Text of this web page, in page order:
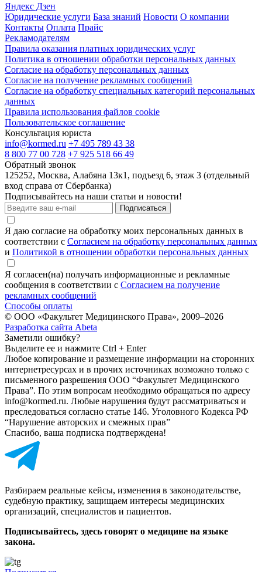
Яндекс Дзен
Юридические услуги База знаний Новости О компании
Контакты Оплата Прайс
Рекламодателям
Правила оказания платных юридических услуг
Политика в отношении обработки персональных данных
Согласие на обработку персональных данных
Согласие на получение рекламных сообщений
Согласие на обработку специальных категорий персональных
данных
Правила использования файлов cookie
Пользовательское соглашение
Консультация юриста
info@kormed.ru +7 495 789 43 38
8 800 77 00 728 +7 925 518 66 49
Обратный звонок
125252, Москва, Алабяна 13к1, подъезд 6, этаж 3 (отдельный
вход справа от Сбербанка)
Подписывайтесь на наши статьи и новости!
Подписаться
Я даю согласие на обработку моих персональных данных в
соответствии с Согласием на обработку персональных данных
и Политикой в отношении обработки персональных данных
Я согласен(на) получать информационные и рекламные
сообщения в соответствии с Согласием на получение
рекламных сообщений
Способы оплаты
© ООО «Факультет Медицинского Права», 2009–2026
Разработка сайта Abeta
Заметили ошибку?
Выделите ее и нажмите Ctrl + Enter
Любое копирование и размещение информации на сторонних
интернет­ресурсах и в прочих источниках возможно только с
письменного разрешения ООО “Факультет Медицинского
Права”. По этим вопросам необходимо обращаться по адресу
info@kormed.ru. Любые нарушения будут рассматриваться и
преследоваться согласно статье 146. Уголовного Кодекса РФ
“Нарушение авторских и смежных прав”
Спасибо, ваша подписка подтверждена!
Разбираем реальные кейсы, изменения в законодательстве,
судебную практику, защищаем интересы медицинских
организаций, специалистов и пациентов.
Подписывайтесь, здесь говорят о медицине на языке
закона.